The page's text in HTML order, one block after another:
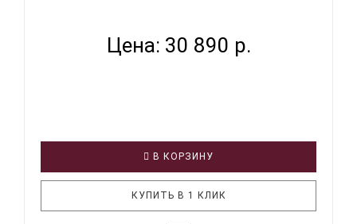
Цена: 30 890 р.
В КОРЗИНУ
КУПИТЬ В 1 КЛИК